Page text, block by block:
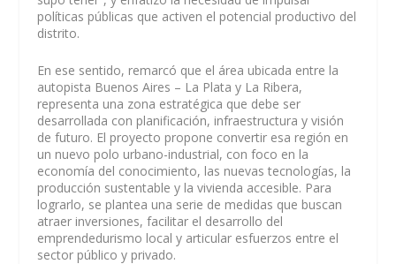
políticas públicas que activen el potencial productivo del
distrito.
En ese sentido, remarcó que el área ubicada entre la
autopista Buenos Aires – La Plata y La Ribera,
representa una zona estratégica que debe ser
desarrollada con planificación, infraestructura y visión
de futuro. El proyecto propone convertir esa región en
un nuevo polo urbano-industrial, con foco en la
economía del conocimiento, las nuevas tecnologías, la
producción sustentable y la vivienda accesible. Para
lograrlo, se plantea una serie de medidas que buscan
atraer inversiones, facilitar el desarrollo del
emprendedurismo local y articular esfuerzos entre el
sector público y privado.